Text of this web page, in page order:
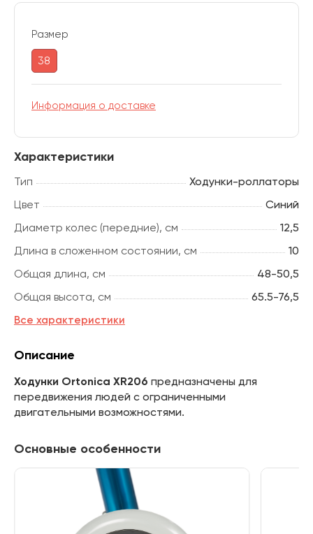
Характеристики
Тип
Ходунки-роллаторы
Цвет
Синий
Диаметр колес (передние), см
12,5
Длина в сложенном состоянии, см
10
Общая длина, см
48-50,5
Общая высота, см
65.5-76,5
Все характеристики
Размер
38
Информация о доставке
Описание
Ходунки Ortonica XR206 предназначены для
передвижения людей с ограниченными
двигательными возможностями.
Основные особенности